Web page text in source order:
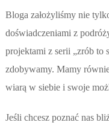
Bloga założyliśmy nie
doświadczeniami z
projektami z serii „zrób to
zdobywamy. Mamy
wiarą w siebie i swoje
Jeśli chcesz poznać nas